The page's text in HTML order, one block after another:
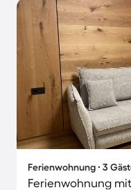
Ferienwohnung ∙ 3
Ferienwohnung